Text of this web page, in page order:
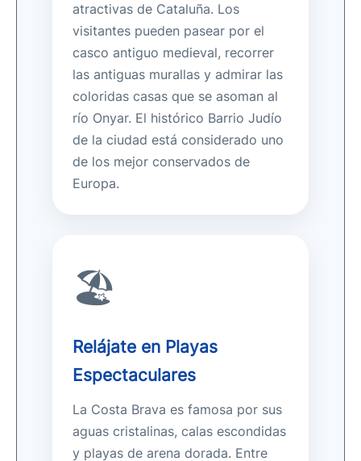
atractivas de Cataluña. Los
visitantes pueden pasear por el
casco antiguo medieval, recorrer
las antiguas murallas y admirar las
coloridas casas que se asoman al
río Onyar. El histórico Barrio Judío
de la ciudad está considerado uno
de los mejor conservados de
Europa.
🏖️
Relájate en Playas
Espectaculares
La Costa Brava es famosa por sus
aguas cristalinas, calas escondidas
y playas de arena dorada. Entre